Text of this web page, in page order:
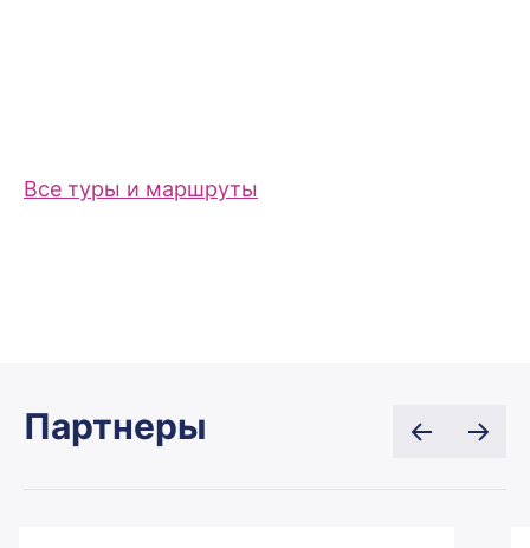
Все туры и маршруты
Партнеры